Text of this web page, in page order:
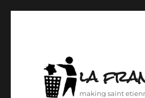
la
making saint